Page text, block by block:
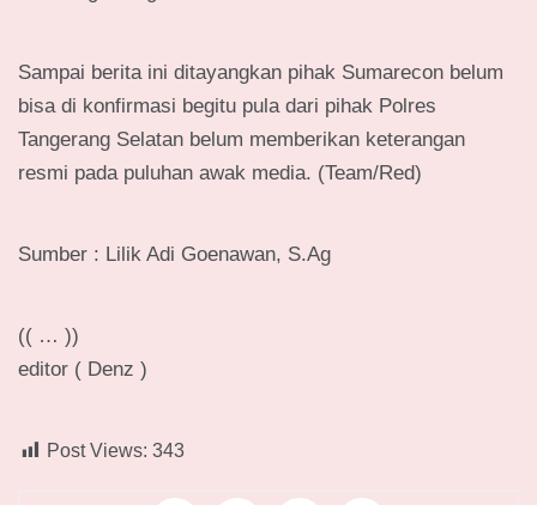
Sampai berita ini ditayangkan pihak Sumarecon belum
bisa di konfirmasi begitu pula dari pihak Polres
Tangerang Selatan belum memberikan keterangan
resmi pada puluhan awak media. (Team/Red)
Sumber : Lilik Adi Goenawan, S.Ag
(( … ))
editor ( Denz )
Post Views: 343